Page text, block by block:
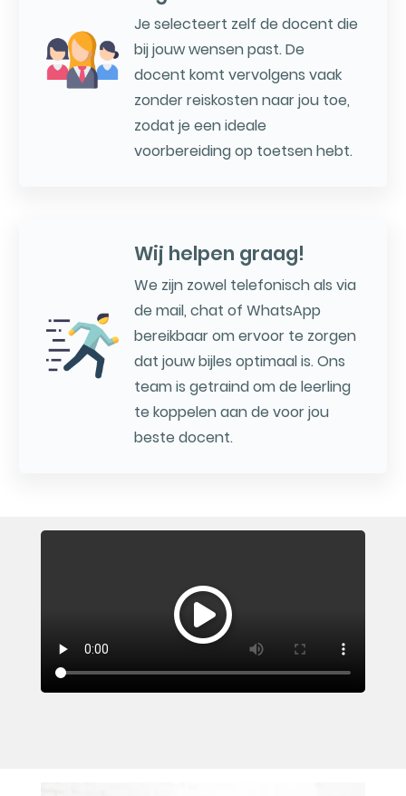
Je selecteert zelf de docent die
bij jouw wensen past. De
docent komt vervolgens vaak
zonder reiskosten naar jou toe,
zodat je een ideale
voorbereiding op toetsen hebt.
Wij helpen graag!
We zijn zowel telefonisch als via
de mail, chat of WhatsApp
bereikbaar om ervoor te zorgen
dat jouw bijles optimaal is. Ons
team is getraind om de leerling
te koppelen aan de voor jou
beste docent.